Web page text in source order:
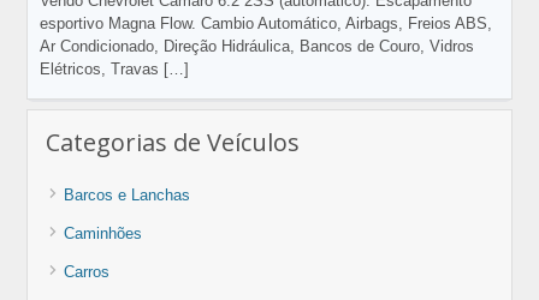
esportivo Magna Flow. Cambio Automático, Airbags, Freios ABS,
Ar Condicionado, Direção Hidráulica, Bancos de Couro, Vidros
Elétricos, Travas […]
Categorias de Veículos
Barcos e Lanchas
Caminhões
Carros